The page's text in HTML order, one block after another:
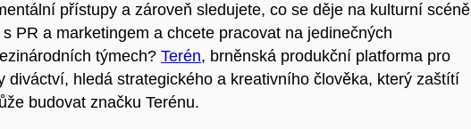
přístupy a zároveň sledujete, co se děje na kulturní scéně
PR a marketingem a chcete pracovat na jedinečných
týmech? Terén, brněnská produkční platforma pro
diváctví, hledá strategického a kreativního člověka, který zaštítí
budovat značku Terénu.